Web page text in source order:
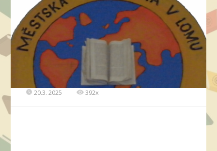
20.3. 2025 392x